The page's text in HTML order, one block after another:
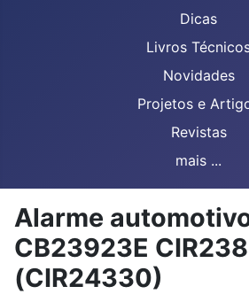
Dicas
Livros
Novidades
Projetos e
Revistas
mais ...
Alarme
CB23923E
(CIR24330)